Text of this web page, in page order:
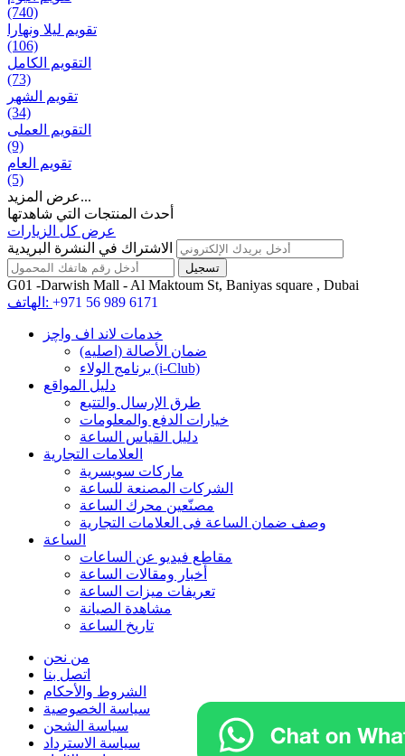
(740)
تقويم ليلا ونهارا
(106)
التقويم الكامل
(73)
تقويم الشهر
(34)
التقويم العملی
(9)
تقويم العام
(5)
عرض المزيد...
أحدث المنتجات التي شاهدتها
عرض كل الزيارات
الاشتراك في النشرة البريدية
G01 -Darwish Mall - Al Maktoum St, Baniyas square , Dubai
الهاتف: +971 56 989 6171
خدمات لاند اف واچز
ضمان الأصالة (اصلیه)
برنامج الولاء (i-Club)
دليل المواقع
طرق الإرسال والتتبع
خيارات الدفع والمعلومات
دليل القياس الساعة
العلامات التجارية
ماركات سويسرية
الشركات المصنعة للساعة
مصنّعين محرك الساعة
وصف ضمان الساعة فی العلامات التجارية
الساعة
مقاطع فيديو عن الساعات
أخبار ومقالات الساعة
تعريفات ميزات الساعة
مشاهدة الصيانة
تاريخ الساعة
من نحن
اتصل بنا
الشروط والأحكام
سياسة الخصوصية
سياسة الشحن
سياسة الاسترداد